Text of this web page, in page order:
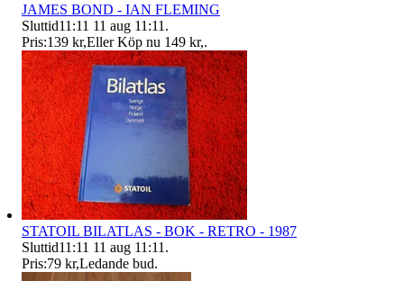
JAMES BOND - IAN FLEMING
Sluttid11:11 11 aug 11:11 .
Pris:139 kr,Eller Köp nu 149 kr,.
STATOIL BILATLAS - BOK - RETRO - 1987
Sluttid11:11 11 aug 11:11 .
Pris:79 kr,Ledande bud.